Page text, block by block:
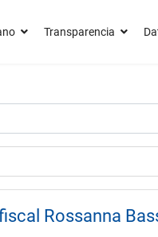
Transparencia
Rossanna